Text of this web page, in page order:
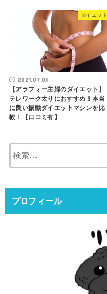
ダイエット
2021.07.03
【アラフォー主婦のダイエット】
テレワーク太りにおすすめ！本当
に良い振動ダイエットマシンを比
較！【口コミ有】
プロフィール